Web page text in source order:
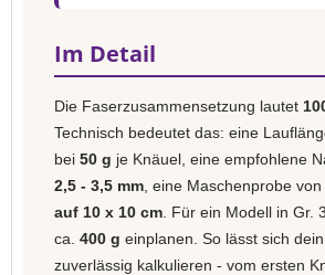
Im Detail
Die Faserzusammensetzung lautet
Technisch bedeutet das: eine
bei 50 g je Knäuel, eine empfohlene
2,5 - 3,5 mm , eine Maschenprobe von
auf 10 x 10 cm . Für ein Modell in Gr.
ca. 400 g einplanen. So lässt sich
zuverlässig kalkulieren - vom ersten